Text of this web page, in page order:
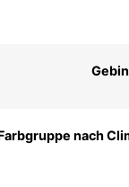
nach